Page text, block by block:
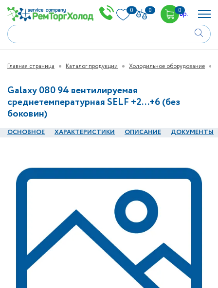
0 0 00р.
Главная страница Каталог продукции Холодильное оборудование
Galaxy 080 94 вентилируемая
среднетемпературная SELF +2...+6 (без
боковин)
ОСНОВНОЕ ХАРАКТЕРИСТИКИ ОПИСАНИЕ ДОКУМЕНТЫ